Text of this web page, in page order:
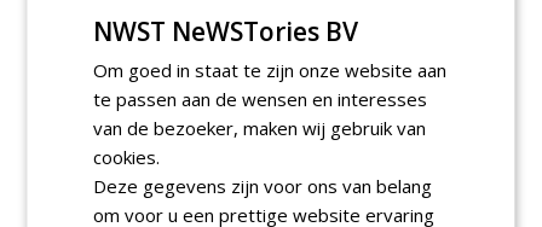
Export Manager bij PERFECT -
Van Wamel (fulltime)
12-06-2026, Dreumel
Proefveldmedewerker/
zaden Nederland B.V.
06-08-2026, Ven-Zelderheide
NWST NeWSTories BV
Om goed in staat te zijn onze website aan
te passen aan de wensen en interesses
van de bezoeker, maken wij gebruik van
cookies.
Deze gegevens zijn voor ons van belang
om voor u een prettige website ervaring